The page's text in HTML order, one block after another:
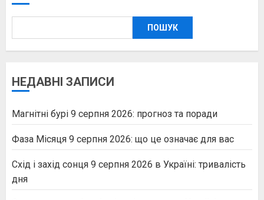
ПОШУК
НЕДАВНІ ЗАПИСИ
Магнітні бурі 9 серпня 2026: прогноз та поради
Фаза Місяця 9 серпня 2026: що це означає для вас
Схід і захід сонця 9 серпня 2026 в Україні: тривалість
дня